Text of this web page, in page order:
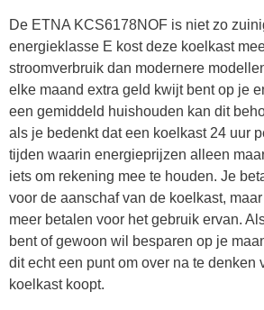
De ETNA KCS6178NOF is niet zo
energieklasse E kost deze koelkast
stroomverbruik dan modernere
elke maand extra geld kwijt bent op je
een gemiddeld huishouden kan dit
als je bedenkt dat een koelkast 24 uur
tijden waarin energieprijzen alleen
iets om rekening mee te houden. Je
voor de aanschaf van de koelkast,
meer betalen voor het gebruik ervan.
bent of gewoon wil besparen op je
dit echt een punt om over na te denken
koelkast koopt.